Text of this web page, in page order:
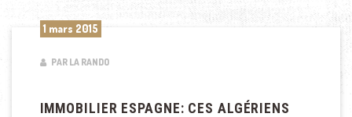
1 mars 2015
PAR LA RANDO
IMMOBILIER ESPAGNE: CES ALGÉRIENS